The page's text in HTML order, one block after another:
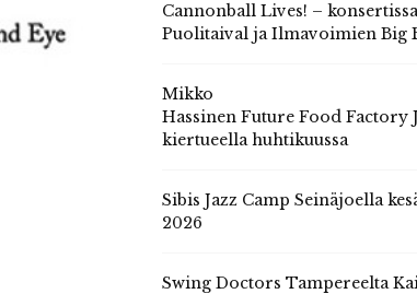
Cannonball Lives! –
Puolitaival ja Ilmavoimien Big
Mikko
Hassinen Future Food Factory
kiertueella huhtikuussa
Sibis Jazz Camp Seinäjoella
2026
Swing Doctors Tampereelta